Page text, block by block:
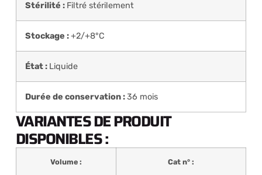
Stérilité : Filtré stérilement
Stockage :+2/+8°C
État : Liquide
Durée de conservation :36 mois
VARIANTES DE PRODUIT
DISPONIBLES :
Volume : Cat n° :